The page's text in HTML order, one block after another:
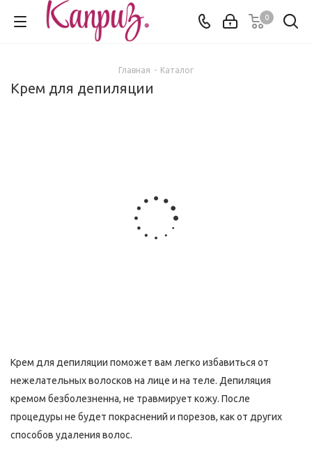
0
Главная - Каталог
Крем для депиляции
Крем для депиляции поможет вам легко избавиться от
нежелательных волосков на лице и на теле. Депиляция
кремом безболезненна, не травмирует кожу. После
процедуры не будет покраснений и порезов, как от других
способов удаления волос.